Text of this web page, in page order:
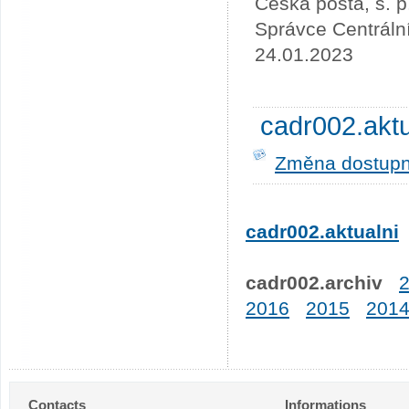
Správce
24.01.2023
Změna
cadr002.aktualni
cadr002.archiv
2016
2015 2014
Contacts Informations